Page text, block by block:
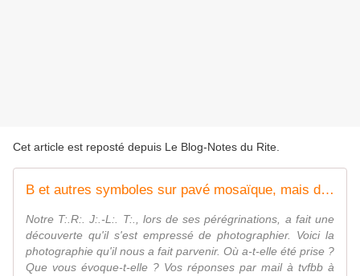
Cet article est reposté depuis Le Blog-Notes du Rite
B et autres symboles sur pavé mosaïque, mais de quoi s'agît-il ?
Notre T:.R:. J:.-L:. T:., lors de ses pérégrinations, a fait une
découverte qu'il s'est empressé de photographier. Voici la
photographie qu'il nous a fait parvenir. Où a-t-elle été prise ?
Que vous évoque-t-elle ? Vos réponses par mail à tvfbb à